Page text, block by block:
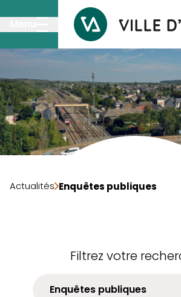
Passer au contenu principal
Actualités Enquêtes publiques
Filtrez votre
Enquêtes publiques